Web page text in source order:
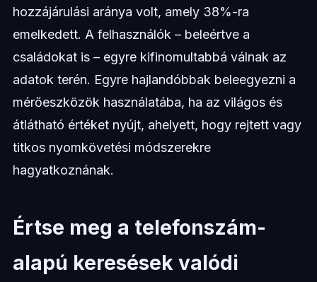
hozzájárulási aránya volt, amely 38%-ra
emelkedett. A felhasználók – beleértve a
családokat is – egyre kifinomultabbá válnak az
adatok terén. Egyre hajlandóbbak beleegyezni a
mérőeszközök használatába, ha az világos és
átlátható értéket nyújt, ahelyett, hogy rejtett vagy
titkos nyomkövetési módszerekre
hagyatkoznának.
Értse meg a telefonszám-
alapú keresések valódi